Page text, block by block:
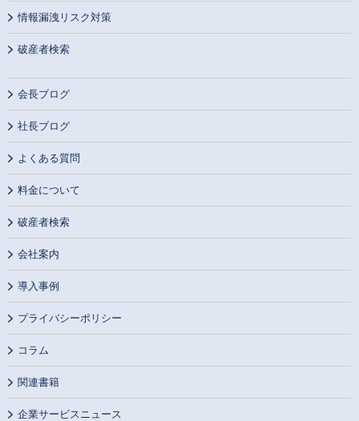
情報漏洩リスク対策
破産者検索
会長ブログ
社長ブログ
よくある質問
料金について
破産者検索
会社案内
導入事例
プライバシーポリシー
コラム
関連書籍
企業サービスニュース